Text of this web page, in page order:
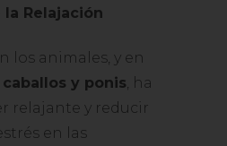
Relajación
los animales, y en
caballos y ponis, ha
relajante y reducir
en las